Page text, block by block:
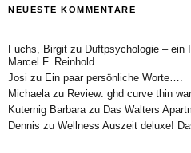
NEUESTE KOMMENTARE
Fuchs, Birgit zu Duftpsychologie – ein
Marcel F. Reinhold
Josi zu Ein paar persönliche Worte….
Michaelazu Review: ghd curve thin
Kuternig Barbarazu Das Walters
Dennis zu Wellness Auszeit deluxe!